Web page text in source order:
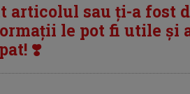
articolul sau ți-a fost
le pot fi utile și
❣️